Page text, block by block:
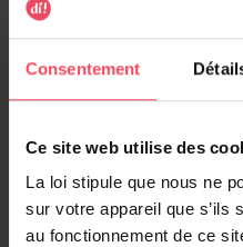
Consentement
Ce site web utilise des
La loi stipule que nous ne
sur votre appareil que s’ils
au fonctionnement de ce
Creme Supreme 7-0
Coloration permanente